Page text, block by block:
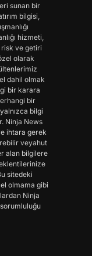
sunan bir
bilgisi,
hizmeti,
ve getiri
olarak
dahil olmak
bir karara
bir
bilgi
Ninja News
ihtara gerek
veyahut
alan bilgilere
sitedeki
olmama gibi
Ninja